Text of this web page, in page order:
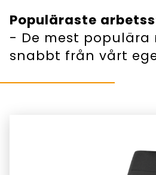
Populäraste
- De mest populära
snabbt från vårt